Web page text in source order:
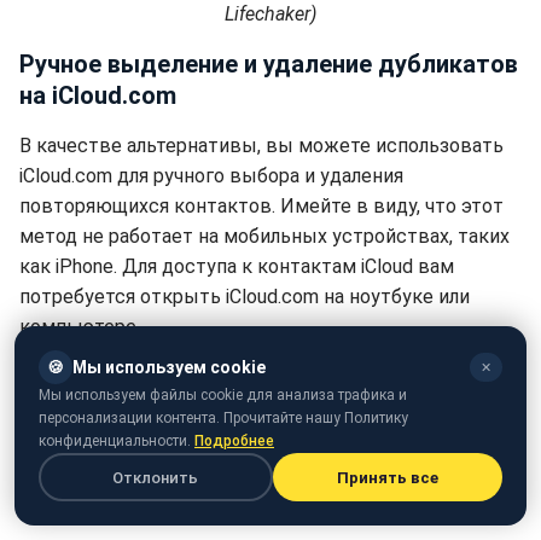
Lifechaker)
Ручное выделение и удаление дубликатов
на iCloud.com
В качестве альтернативы, вы можете использовать
iCloud.com для ручного выбора и удаления
повторяющихся контактов. Имейте в виду, что этот
метод не работает на мобильных устройствах, таких
как iPhone. Для доступа к контактам iCloud вам
потребуется открыть iCloud.com на ноутбуке или
компьютере.
Перейдите на iCloud.com в любом браузере и
войдите в систему
После входа нажмите "Контакты", чтобы
просмотреть вашу адресную книгу в Интернете.
Здесь отобразятся все ваши контакты
🍪 Мы используем cookie ✕
Мы используем файлы cookie для анализа трафика и
персонализации контента. Прочитайте нашу Политику
конфиденциальности. Подробнее
Отклонить Принять все